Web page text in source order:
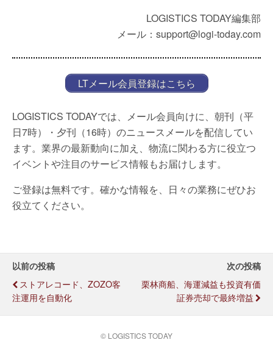
LOGISTICS TODAY編集部
メール：support@logi-today.com
LTメール会員登録はこちら
LOGISTICS TODAYでは、メール会員向けに、朝刊（平
日7時）・夕刊（16時）のニュースメールを配信してい
ます。業界の最新動向に加え、物流に関わる方に役立つ
イベントや注目のサービス情報もお届けします。
ご登録は無料です。確かな情報を、日々の業務にぜひお
役立てください。
以前の投稿
ストアレコード、ZOZO客
注運用を自動化
次の投稿
栗林商船、海運減益も投資有価
証券売却で最終増益
© LOGISTICS TODAY